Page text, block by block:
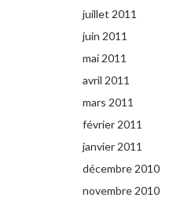
juillet 2011
juin 2011
mai 2011
avril 2011
mars 2011
février 2011
janvier 2011
décembre 2010
novembre 2010